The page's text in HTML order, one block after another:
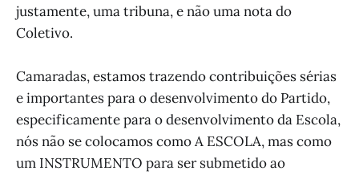
justamente, uma tribuna, e não uma nota do
Coletivo.
Camaradas, estamos trazendo contribuições sérias
e importantes para o desenvolvimento do Partido,
especificamente para o desenvolvimento da Escola,
nós não se colocamos como A ESCOLA, mas como
um INSTRUMENTO para ser submetido ao